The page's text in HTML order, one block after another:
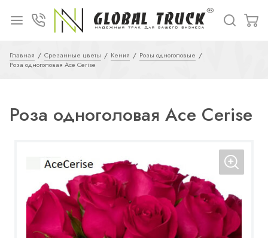
Главная Срезанные цветы Кения
Розы одноголовые
Роза одноголовая Ace Cerise
Роза одноголовая Ace Cerise